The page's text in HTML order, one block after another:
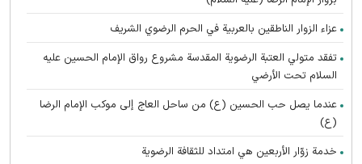
عزاء الزوار الناطقين بالعربية في الحرم الرضوي الشریف
تفقد متولي العتبة الرضوية المقدسة مشروع رواق الإمام الحسين عليه
السلام تحت الأرضي
عندما يصل حب الحسين (ع) من ساحل العاج إلى موكب الإمام الرضا
(ع)
خدمة زوّار الأربعين هي امتداد للثقافة الرضوية